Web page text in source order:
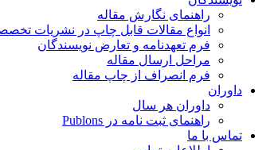
راهنمای نگارش مقاله
انواع مقالات قابل چاپ در نشریات
فرم تعهدنامه و تعارض نویسندگان
مراحل ارسال مقاله
فرم انصراف از چاپ مقاله
داوران
داوران هر سال
راهنمای ثبت نامه در Publons
تماس با ما